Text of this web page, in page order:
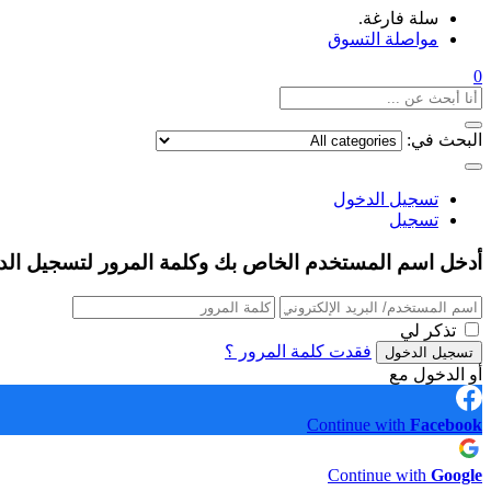
سلة فارغة.
مواصلة التسوق
0
البحث في:
تسجيل الدخول
تسجيل
أدخل اسم المستخدم الخاص بك وكلمة المرور لتسجيل
تذكر لي
فقدت كلمة المرور ؟
أو الدخول مع
Continue with Facebook
Continue with Google